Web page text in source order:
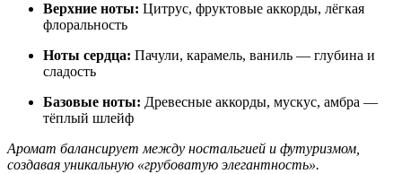
Верхние ноты: Цитрус, фруктовые аккорды, лёгкая
флоральность
Ноты сердца: Пачули, карамель, ваниль — глубина и
сладость
Базовые ноты: Древесные аккорды, мускус, амбра —
тёплый шлейф
Аромат балансирует между ностальгией и футуризмом,
создавая уникальную «грубоватую элегантность».